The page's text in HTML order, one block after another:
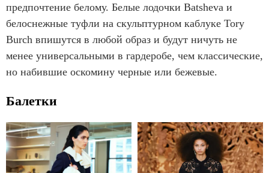
предпочтение белому. Белые лодочки Batsheva и
белоснежные туфли на скульптурном каблуке Tory
Burch впишутся в любой образ и будут ничуть не
менее универсальными в гардеробе, чем классические,
но набившие оскомину черные или бежевые.
Балетки